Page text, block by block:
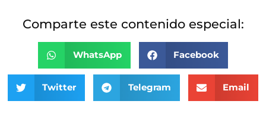
Comparte este contenido especial:
WhatsApp Facebook
Twitter Telegram Email